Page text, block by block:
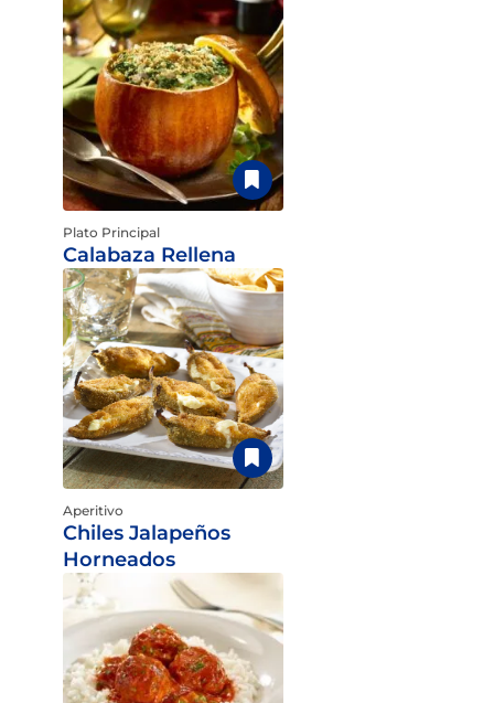
Plato Principal
Calabaza Rellena
Aperitivo
Chiles Jalapeños
Horneados